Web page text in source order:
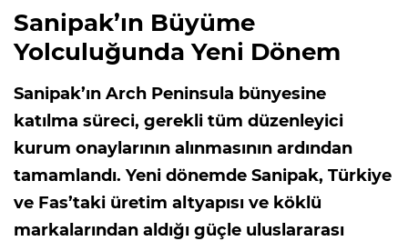
Sanipak’ın Büyüme
Yolculuğunda Yeni Dönem
Sanipak’ın Arch Peninsula bünyesine
katılma süreci, gerekli tüm düzenleyici
kurum onaylarının alınmasının ardından
tamamlandı. Yeni dönemde Sanipak, Türkiye
ve Fas’taki üretim altyapısı ve köklü
markalarından aldığı güçle uluslararası